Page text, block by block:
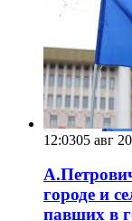
12:0305 авг
городе и
павших в